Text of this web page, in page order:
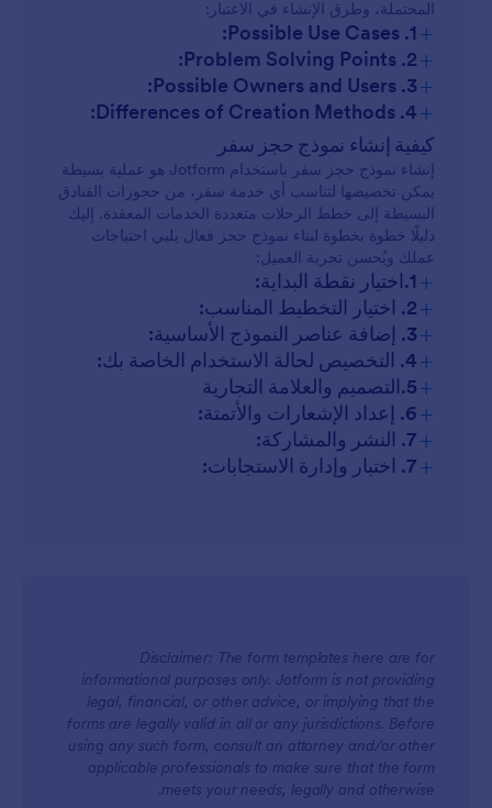
المحتملة، وطرق الإنشاء في الاعتبار:
+
1. Possible Use Cases:
+
2. Problem Solving Points:
+
3. Possible Owners and Users:
+
4. Differences of Creation Methods:
نماذج حجز الرحلات الجوية:
نماذج حجز الفندق:
نماذج تسجيل الجولة:
نماذج السفر لأغراض العمل:
نماذج خط سير الرحلة المخصصة:
كيفية إنشاء نموذج حجز سفر
إنشاء نموذج حجز سفر باستخدام Jotform هو عملية بسيطة
يمكن تخصيصها لتناسب أي خدمة سفر، من حجوزات الفنادق
البسيطة إلى خطط الرحلات متعددة الخدمات المعقدة. إليك
دليلًا خطوة بخطوة لبناء نموذج حجز فعال يلبي احتياجات
عملك ويُحسن تجربة العميل:
+ 1.اختيار نقطة البداية:
+2. اختيار التخطيط المناسب:
+3. إضافة عناصر النموذج الأساسية:
+4. التخصيص لحالة الاستخدام الخاصة بك:
+5.التصميم والعلامة التجارية
+6. إعداد الإشعارات والأتمتة:
+7. النشر والمشاركة:
+7. اختبار وإدارة الاستجابات:
Disclaimer: The form templates here are for
informational purposes only. Jotform is not providing
legal, financial, or other advice, or implying that the
forms are legally valid in all or any jurisdictions. Before
using any such form, consult an attorney and/or other
applicable professionals to make sure that the form
meets your needs, legally and otherwise.